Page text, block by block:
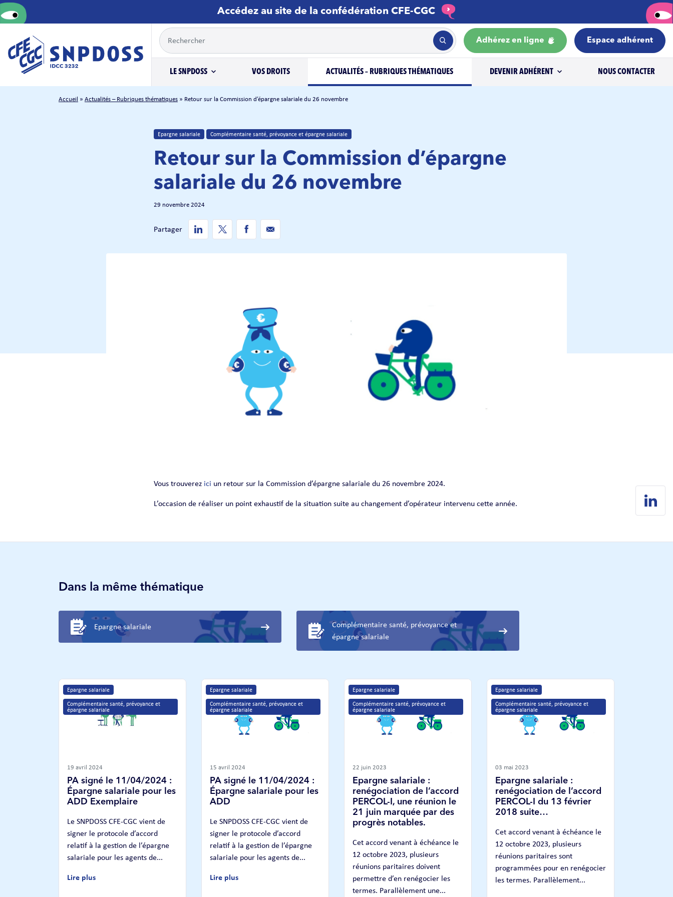
Accédez au site de la confédération CFE-CGC
LE SNPDOSS VOS DROITS ACTUALITÉS – RUBRIQUES THÉMATIQUES DEVENIR ADHÉRENT NOUS CONTACTER
Adhérez en ligne Espace adhérent
Accueil » Actualités – Rubriques thématiques » Retour sur la Commission d’épargne salariale du 26 novembre
Epargne salariale Complémentaire santé, prévoyance et épargne salariale
Retour sur la Commission d’épargne
salariale du 26 novembre
29 novembre 2024
Partager
Vous trouverez ici un retour sur la Commission d’épargne salariale du 26 novembre 2024.
L’occasion de réaliser un point exhaustif de la situation suite au changement d’opérateur intervenu cette année.
Dans la même thématique
Epargne salariale
Complémentaire santé, prévoyance et
épargne salariale
Epargne salariale
Complémentaire santé, prévoyance et
épargne salariale
19 avril 2024
PA signé le 11/04/2024 :
Épargne salariale pour les
ADD Exemplaire
Le SNPDOSS CFE-CGC vient de
signer le protocole d’accord
relatif à la gestion de l’épargne
salariale pour les agents de...
Lire plus
Epargne salariale
Complémentaire santé, prévoyance et
épargne salariale
15 avril 2024
PA signé le 11/04/2024 :
Épargne salariale pour les
ADD
Le SNPDOSS CFE-CGC vient de
signer le protocole d’accord
relatif à la gestion de l’épargne
salariale pour les agents de...
Lire plus
Epargne salariale
Complémentaire santé, prévoyance et
épargne salariale
22 juin 2023
Epargne salariale :
renégociation de l’accord
PERCOL-I, une réunion le
21 juin marquée par des
progrès notables.
Cet accord venant à échéance le
12 octobre 2023, plusieurs
réunions paritaires doivent
permettre d’en renégocier les
termes. Parallèlement une...
Epargne salariale
Complémentaire santé, prévoyance et
épargne salariale
03 mai 2023
Epargne salariale :
renégociation de l’accord
PERCOL-I du 13 février
2018 suite…
Cet accord venant à échéance le
12 octobre 2023, plusieurs
réunions paritaires sont
programmées pour en renégocier
les termes. Parallèlement...